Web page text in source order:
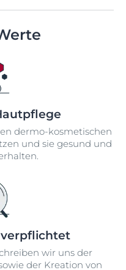
dermo-kosmetischen
und sie gesund und
wir uns der
der Kreation von